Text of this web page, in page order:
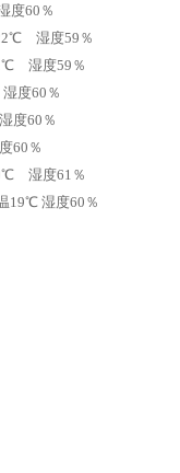
度60％
湿度59％
湿度59％
度60％
度60％
60％
湿度61％
19℃ 湿度60％